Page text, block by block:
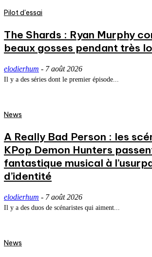
Pilot d'essai
The Shards : Ryan Murphy
beaux gosses pendant très
elodierhum - 7 août 2026
Il y a des séries dont le premier épisode...
News
A Really Bad Person : les
KPop Demon Hunters
fantastique musical à
d’identité
elodierhum - 7 août 2026
Il y a des duos de scénaristes qui aiment...
News